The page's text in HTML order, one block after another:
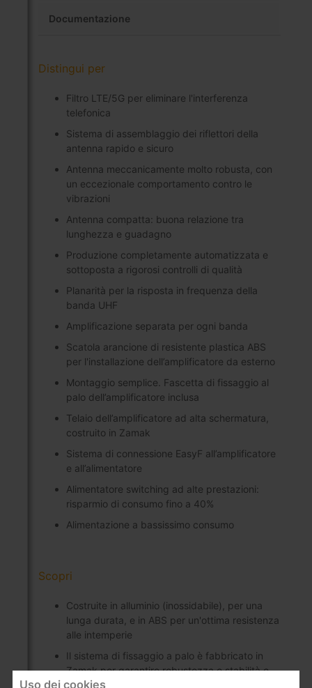
Documentazione
Distingui per
Filtro LTE/5G per eliminare l'interferenza
telefonica
Sistema di assemblaggio dei riflettori della
antenna rapido e sicuro
Antenna meccanicamente molto robusta, con
un eccezionale comportamento contro le
vibrazioni
Antenna compatta: buona relazione tra
lunghezza e guadagno
Produzione completamente automatizzata e
sottoposta a rigorosi controlli di qualità
Planarità per la risposta in frequenza della
banda UHF
Amplificazione separata per ogni banda
Scatola arancione di resistente plastica ABS
per l'installazione dell’amplificatore da esterno
Montaggio semplice. Fascetta di fissaggio al
palo dell’amplificatore inclusa
Telaio dell’amplificatore ad alta schermatura,
costruito in Zamak
Sistema di connessione EasyF all’amplificatore
e all’alimentatore
Alimentatore switching ad alte prestazioni:
risparmio di consumo fino a 40%
Alimentazione a bassissimo consumo
Scopri
Costruite in alluminio (inossidabile), per una
lunga durata, e in ABS per un'ottima resistenza
alle intemperie
Il sistema di fissaggio a palo è fabbricato in
Zamak per garantire robustezza e stabilità e
per far fronte a condizioni climatiche avverse
Uso dei cookies